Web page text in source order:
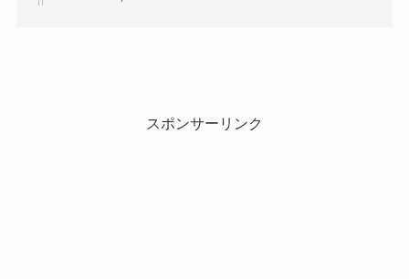
スポンサーリンク